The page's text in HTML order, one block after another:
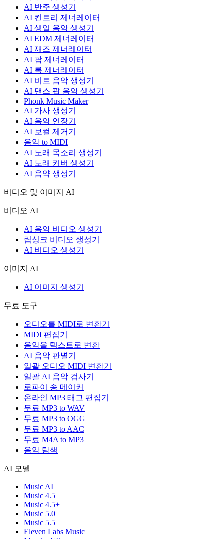
AI 반주 생성기
AI 컨트리 제너레이터
AI 생일 음악 생성기
AI EDM 제너레이터
AI 재즈 제너레이터
AI 팝 제너레이터
AI 록 제너레이터
AI 비트 음악 생성기
AI 댄스 팝 음악 생성기
Phonk Music Maker
AI 가사 생성기
AI 음악 연장기
AI 보컬 제거기
음악 to MIDI
AI 노래 목소리 생성기
AI 노래 커버 생성기
AI 음약 생성기
비디오 및 이미지 AI
비디오 AI
AI 음악 비디오 생성기
립싱크 비디오 생성기
AI 비디오 생성기
이미지 AI
AI 이미지 생성기
무료 도구
오디오를 MIDI로 변환기
MIDI 편집기
음악을 텍스트로 변환
AI 음악 판별기
일괄 오디오 MIDI 변환기
일괄 AI 음악 검사기
로파이 송 메이커
온라인 MP3 태그 편집기
무료 MP3 to WAV
무료 MP3 to OGG
무료 MP3 to AAC
무료 M4A to MP3
음악 탐색
AI 모델
Music AI
Music 4.5
Music 4.5+
Music 5.0
Music 5.5
Eleven Labs Music